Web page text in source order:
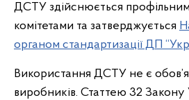
ДСТУ здійснюється
комітетами та затверджується
органом стандартизації ДП
Використання ДСТУ не є
виробників. Статтею 32 Закону